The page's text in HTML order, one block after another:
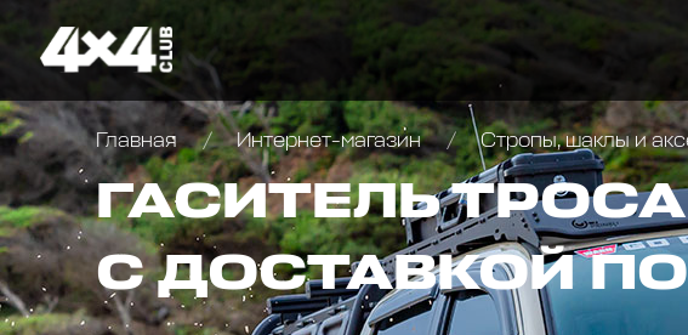
Главная Интернет-магазин Стропы, шаклы и
ГАСИТЕЛЬ
С ДОСТАВКОЙ